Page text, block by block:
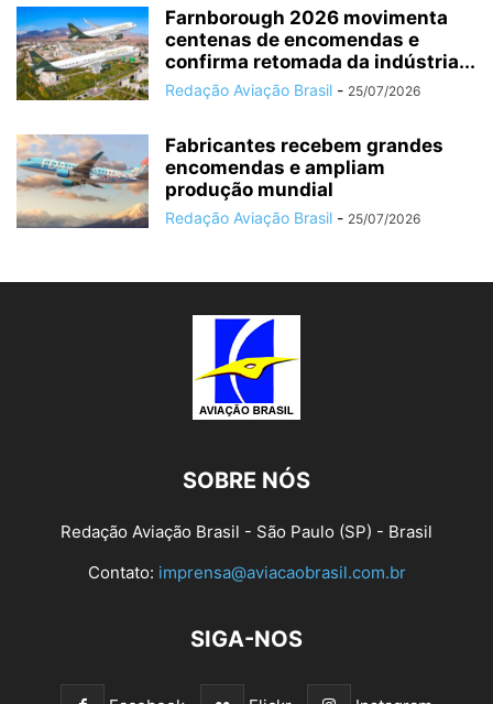
Farnborough 2026 movimenta
centenas de encomendas e
confirma retomada da indústria...
Redação Aviação Brasil - 25/07/2026
Fabricantes recebem grandes
encomendas e ampliam
produção mundial
Redação Aviação Brasil - 25/07/2026
SOBRE NÓS
Redação Aviação Brasil - São Paulo (SP) - Brasil
Contato: imprensa@aviacaobrasil.com.br
SIGA-NOS